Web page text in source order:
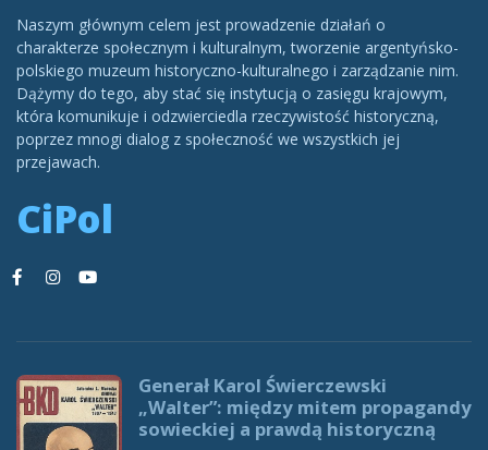
Naszym głównym celem jest prowadzenie działań o
charakterze społecznym i kulturalnym, tworzenie argentyńsko-
polskiego muzeum historyczno-kulturalnego i zarządzanie nim.
Dążymy do tego, aby stać się instytucją o zasięgu krajowym,
która komunikuje i odzwierciedla rzeczywistość historyczną,
poprzez mnogi dialog z społeczność we wszystkich jej
przejawach.
CiPol
Generał Karol Świerczewski
„Walter”: między mitem propagandy
sowieckiej a prawdą historyczną